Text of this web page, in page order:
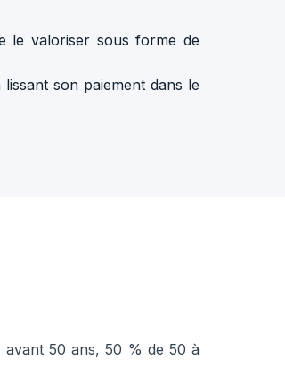
le valoriser sous forme de
son paiement dans le
50 ans, 50 % de 50 à